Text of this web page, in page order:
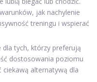
jak nachylenie
treningu i wspierać
dla tych, którzy preferują
dostosowania poziomu
alternatywą dla